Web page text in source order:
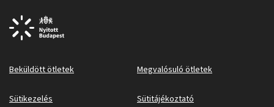
Beküldött ötletek Megvalósuló ötletek
Sütikezelés Sütitájékoztató